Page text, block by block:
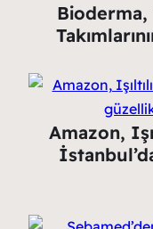
Amazon,